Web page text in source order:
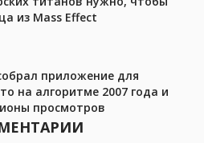
из Mass Effect
приложение для
на алгоритме 2007 года и
просмотров